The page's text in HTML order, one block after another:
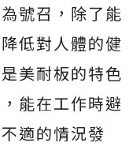
號召，除了能
低對人體的健
美耐板的特色
能在工作時避
適的情況發